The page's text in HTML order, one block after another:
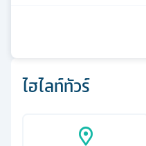
ไฮไลท์ทัวร์